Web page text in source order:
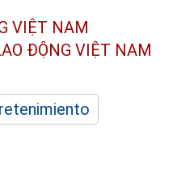
VIỆT NAM
ĐỘNG VIỆT NAM